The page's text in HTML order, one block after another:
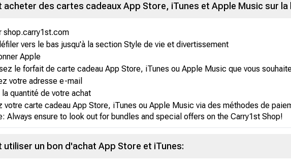
acheter des cartes cadeaux App Store, iTunes et Apple Music sur
shop.carry1st.com
vers le bas jusqu'à la section Style de vie et divertissement
Apple
le forfait de carte cadeau App Store, iTunes ou Apple Music que vous
votre adresse e-mail
quantité de votre achat
votre carte cadeau App Store, iTunes ou Apple Music via des méthodes de
Always ensure to look out for bundles and special offers on the Carry1st Shop!
utiliser un bon d'achat App Store et iTunes: